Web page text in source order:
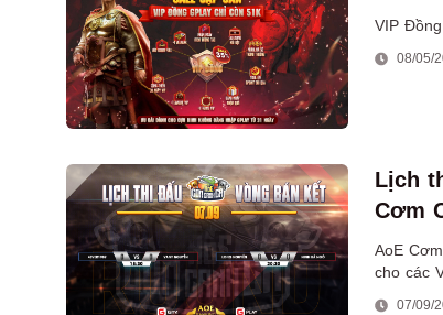
VIP
08/05/
Lịch
Cơm
AoE
cho các
ngờ và
07/09/